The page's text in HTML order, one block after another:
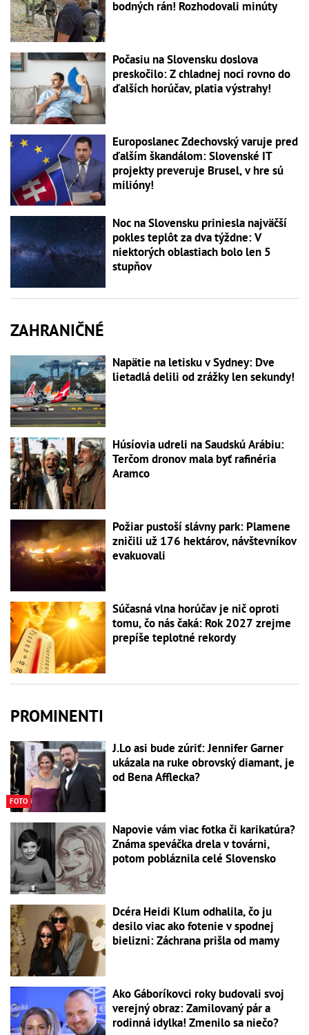
bodných rán! Rozhodovali minúty
Počasiu na Slovensku doslova
preskočilo: Z chladnej noci rovno do
ďalších horúčav, platia výstrahy!
Europoslanec Zdechovský varuje pred
ďalším škandálom: Slovenské IT
projekty preveruje Brusel, v hre sú
milióny!
Noc na Slovensku priniesla najväčší
pokles teplôt za dva týždne: V
niektorých oblastiach bolo len 5
stupňov
ZAHRANIČNÉ
Napätie na letisku v Sydney: Dve
lietadlá delili od zrážky len sekundy!
Húsíovia udreli na Saudskú Arábiu:
Terčom dronov mala byť rafinéria
Aramco
Požiar pustoší slávny park: Plamene
zničili už 176 hektárov, návštevníkov
evakuovali
Súčasná vlna horúčav je nič oproti
tomu, čo nás čaká: Rok 2027 zrejme
prepíše teplotné rekordy
PROMINENTI
FOTO
J.Lo asi bude zúriť: Jennifer Garner
ukázala na ruke obrovský diamant, je
od Bena Afflecka?
Napovie vám viac fotka či karikatúra?
Známa speváčka drela v továrni,
potom pobláznila celé Slovensko
Dcéra Heidi Klum odhalila, čo ju
desilo viac ako fotenie v spodnej
bielizni: Záchrana prišla od mamy
Ako Gáboríkovci roky budovali svoj
verejný obraz: Zamilovaný pár a
rodinná idylka! Zmenilo sa niečo?